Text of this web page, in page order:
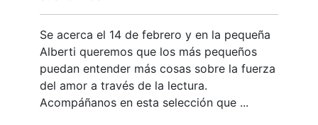
Se acerca el 14 de febrero y en la pequeña
Alberti queremos que los más pequeños
puedan entender más cosas sobre la fuerza
del amor a través de la lectura.
Acompáñanos en esta selección que ...